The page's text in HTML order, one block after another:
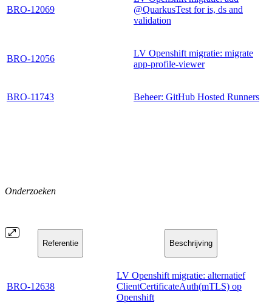
BRO-12069
@QuarkusTest for is, ds and
validation
BRO-12056
LV Openshift migratie: migrate
app-profile-viewer
BRO-11743 Beheer: GitHub Hosted Runners
Onderzoeken
Referentie Beschrijving
BRO-12638
LV Openshift migratie: alternatief
ClientCertificateAuth(mTLS) op
Openshift